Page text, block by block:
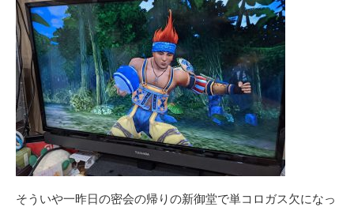
そういや一昨日の密会の帰りの新御堂で単コロガス欠になっ